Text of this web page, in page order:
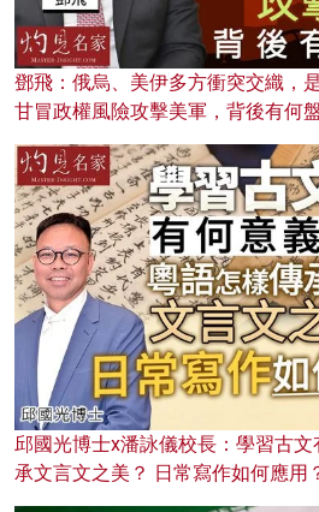
鄧飛：俄烏、美伊多方衝突交織，
甘冒政權風險攻擊美軍，背後有何
邱國光博士x潘詠儀校長：學習古
承文言文之美？ 日常寫作如何應用